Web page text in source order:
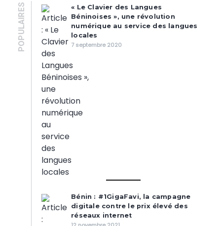
POPULAIRES
« Le Clavier des Langues
Béninoises », une révolution
numérique au service des langues
locales
7 septembre 2020
Bénin : #1GigaFavi, la campagne
digitale contre le prix élevé des
réseaux internet